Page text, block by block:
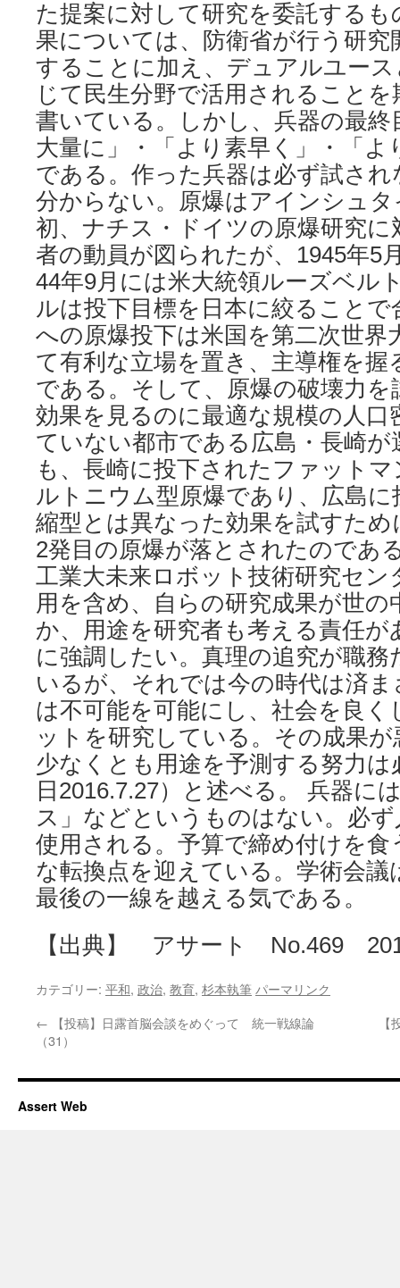
た提案に対して研究を委託する
果については、防衛省が行う研究
することに加え、デュアルユー
じて民生分野で活用されること
書いている。しかし、兵器の最
大量に」・「より素早く」・「よ
である。作った兵器は必ず試さ
分からない。原爆はアインシュ
初、ナチス・ドイツの原爆研究に
者の動員が図られたが、1945年5
44年9月には米大統領ルーズベル
ルは投下目標を日本に絞ること
への原爆投下は米国を第二次世界
て有利な立場を置き、主導権を
である。そして、原爆の破壊力を
効果を見るのに最適な規模の人口
ていない都市である広島・長崎
も、長崎に投下されたファット
ルトニウム型原爆であり、広島
縮型とは異なった効果を試すた
2発目の原爆が落とされたのであ
工業大未来ロボット技術研究セン
用を含め、自らの研究成果が世
か、用途を研究者も考える責任
に強調したい。真理の追究が職
いるが、それでは今の時代は済
は不可能を可能にし、社会を良
ットを研究している。その成果
少なくとも用途を予測する努力は
日2016.7.27）と述べる。 兵器に
ス」などというものはない。必
使用される。予算で締め付けを
な転換点を迎えている。学術会
最後の一線を越える気である。
【出典】 アサート No.469
カテゴリー: 平和, 政治, 教育, 杉本執筆 パーマリンク
← 【投稿】日露首脳会談をめぐって 統一戦線論
（31）
Assert Web